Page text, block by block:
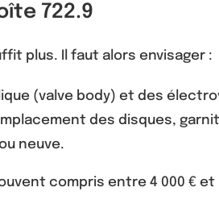
722.9
plus. Il faut alors envisager :
(valve body) et des
des disques,
neuve.
compris entre 4 000 €